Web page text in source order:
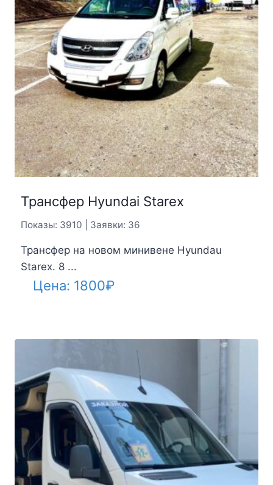
Трансфер Hyundai Starex
Показы: 3910 | Заявки: 36
Трансфер на новом минивене Hyundau
Starex. 8 ...
Цена: 1800₽